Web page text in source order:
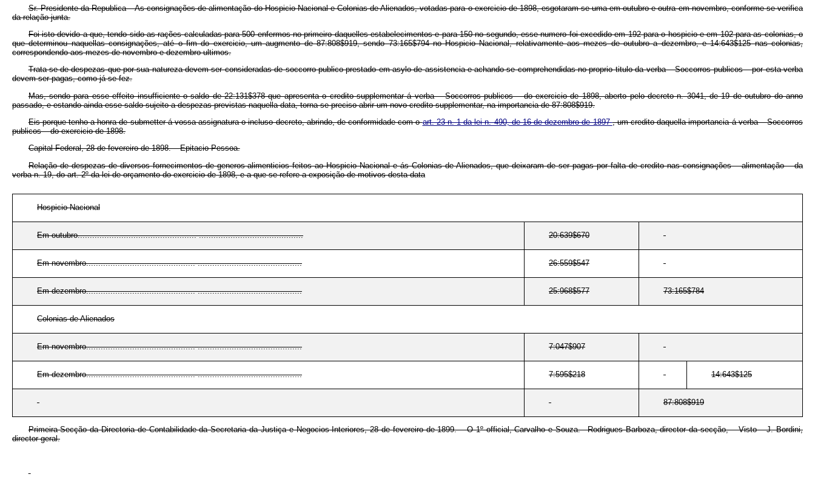
Sr. Presidente da Republica – As consignações de alimentação do Hospicio Nacional e Colonias de Alienados, votadas para o exercicio de 1898, esgotaram-se uma em outubro e outra em novembro, conforme se verifica
da relação junta.
Foi isto devido a que, tendo sido as rações calculadas para 500 enfermos no primeiro daquelles estabelecimentos e para 150 no segundo, esse numero foi excedido em 192 para o hospicio e em 102 para as colonias, o
que determinou naquellas consignações, até o fim do exercicio, um augmento de 87:808$919, sendo 73:165$794 no Hospicio Nacional, relativamente aos mezes de outubro a dezembro, e 14:643$125 nas colonias,
correspondendo aos mezes de novembro e dezembro ultimos.
Trata-se de despezas que por sua natureza devem ser consideradas de soccorro publico prestado em asylo de assistencia e achando-se comprehendidas no proprio titulo da verba – Soccorros publicos – por esta verba
devem ser pagas, como já se fez.
Mas, sendo para esse effeito insufficiente o saldo de 22:131$378 que apresenta o credito supplementar á verba – Soccorros publicos – do exercicio de 1898, aberto pelo decreto n. 3041, de 19 de outubro do anno
passado, e estando ainda esse saldo sujeito a despezas previstas naquella data, torna-se preciso abrir um novo credito supplementar, na importancia de 87:808$919.
Eis porque tenho a honra de submetter á vossa assignatura o incluso decreto, abrindo, de conformidade com oart. 23 n. 1 da lei n. 490, de 16 de dezembro de 1897, um credito daquella importancia á verba – Soccorros
publicos – do exercicio de 1898.
Capital Federal, 28 de fevereiro de 1898. – Epitacio Pessoa.
Relação de despezas de diversos fornecimentos de generos alimenticios feitos ao Hospicio Nacional e ás Colonias de Alienados, que deixaram de ser pagas por falta de credito nas consignações – alimentação – da
verba n. 19, do art. 2º da lei de orçamento do exercicio de 1898, e a que se refere a exposição de motivos desta data
Hospicio Nacional
Em outubro................................................. ........................................... 20:639$670
Em novembro............................................. ........................................... 26:559$547
Em dezembro............................................. ........................................... 25:968$577 73:165$784
Colonias de Alienados
Em novembro............................................. ........................................... 7:047$907
Em dezembro............................................. ........................................... 7:595$218 14:643$125
87:808$919
Primeira Secção da Directoria de Contabilidade da Secretaria da Justiça e Negocios Interiores, 28 de fevereiro de 1899. – O 1º official, Carvalho e Souza.– Rodrigues Barboza, director da secção, – Visto – J. Bordini,
director geral.